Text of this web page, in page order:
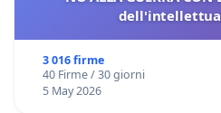
3 016 firme
40 Firme / 30 giorni
5 May 2026